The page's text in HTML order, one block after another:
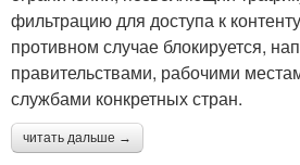
фильтрацию для доступа к
противном случае блокируется,
правительствами, рабочими
службами конкретных стран.
читать дальше →